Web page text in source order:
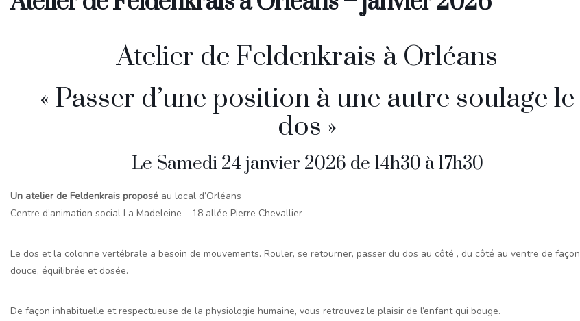
Atelier de Feldenkrais à Orléans
« Passer d’une position à une autre soulage le
dos »
Le Samedi 24 janvier 2026 de 14h30 à 17h30
Un atelier de Feldenkrais proposé au local d’Orléans
Centre d’animation social La Madeleine – 18 allée Pierre Chevallier
Le dos et la colonne vertébrale a besoin de mouvements. Rouler, se retourner, passer du dos au côté , du côté au ventre de façon
douce, équilibrée et dosée.
De façon inhabituelle et respectueuse de la physiologie humaine, vous retrouvez le plaisir de l’enfant qui bouge.